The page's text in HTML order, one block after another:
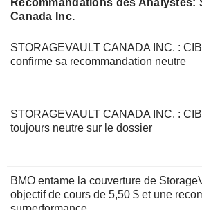
Recommandations des Analystes:
Canada Inc.
STORAGEVAULT CANADA INC. :
confirme sa recommandation neutre
STORAGEVAULT CANADA INC. :
toujours neutre sur le dossier
BMO entame la couverture de
objectif de cours de 5,50 $ et une